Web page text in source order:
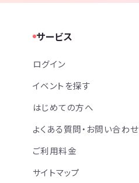
サービス
ログイン
イベントを探す
はじめての方へ
よくある質問・お問い合わせ
ご利用料金
サイトマップ